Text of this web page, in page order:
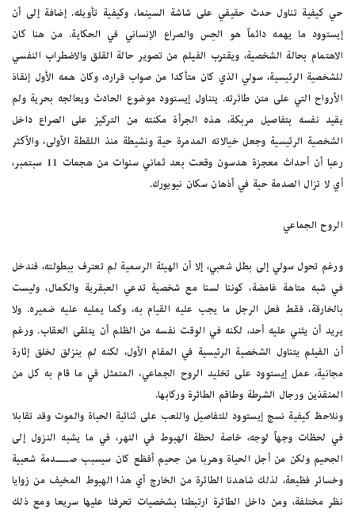
حي كيفية تناول حدث حقيقي على شاشة السينما، وكيفية تأويله. إضافة إلى أن
إيستوود ما يهمه دائماً هو الحِس والصراع الإنساني في الحكاية. من هنا كان
الاهتمام بحالة الشخصية، ويقترب الفيلم من تصوير حالة القلق والاضطراب النفسي
للشخصية الرئيسية، سولي الذي كان متأكدا من صواب قراره، وكان همه الأول إنقاذ
الأرواح التي على متن طائرته. يتناول إيستوود موضوع الحادث ويعالجه بحرية ولم
يقيد نفسه بتفاصيل مربكة، هذه الجرأة مكنته من التركيز على الصراع داخل
الشخصية الرئيسية وجعل خيالاته المدمرة حية ونشيطة منذ اللقطة الأولى، والأكثر
رعبا أن أحداث معجزة هدسون وقعت بعد ثماني سنوات من هجمات 11 سبتمبر،
أي لا تزال الصدمة حية في أذهان سكان نيويورك.
الروح الجماعي
ورغم تحول سولي إلى بطل شعبي، إلا أن الهيئة الرسمية لم تعترف ببطولته، فندخل
في شبه متاهة غامضة، كوننا لسنا مع شخصية تدعي العبقرية والكمال، وليست
بالخارقة، فقط فعل الرجل ما يجب عليه القيام به، وكما يمليه عليه ضميره. ولا
يريد أن يثني عليه أحد، لكنه في الوقت نفسه من الظلم أن يتلقى العقاب. ورغم
أن الفيلم يتناول الشخصية الرئيسية في المقام الأول، لكنه لم ينزلق لخلق إثارة
مجانية، عمل إيستوود على تخليد الروح الجماعي، المتمثل في ما قام به كل من
المنقذين ورجال الشرطة وطاقم الطائرة وركابها.
ونلاحظ كيفية نسج إيستوود للتفاصيل واللعب على ثنائية الحياة والموت وقد تقابلا
في لحظات وجهاً لوجه، خاصة لحظة الهبوط في النهر، في ما يشبه النزول إلى
الجحيم ولكن من أجل الحياة وهربا من جحيم أفظع كان سيسبب صــــدمة شعبية
وخسائر فظيعة، لذلك شاهدنا الطائرة من الخارج أي هذا الهبوط المخيف من زوايا
نظر مختلفة، ومن داخل الطائرة ارتبطنا بشخصيات تعرفنا عليها سريعا ومع ذلك